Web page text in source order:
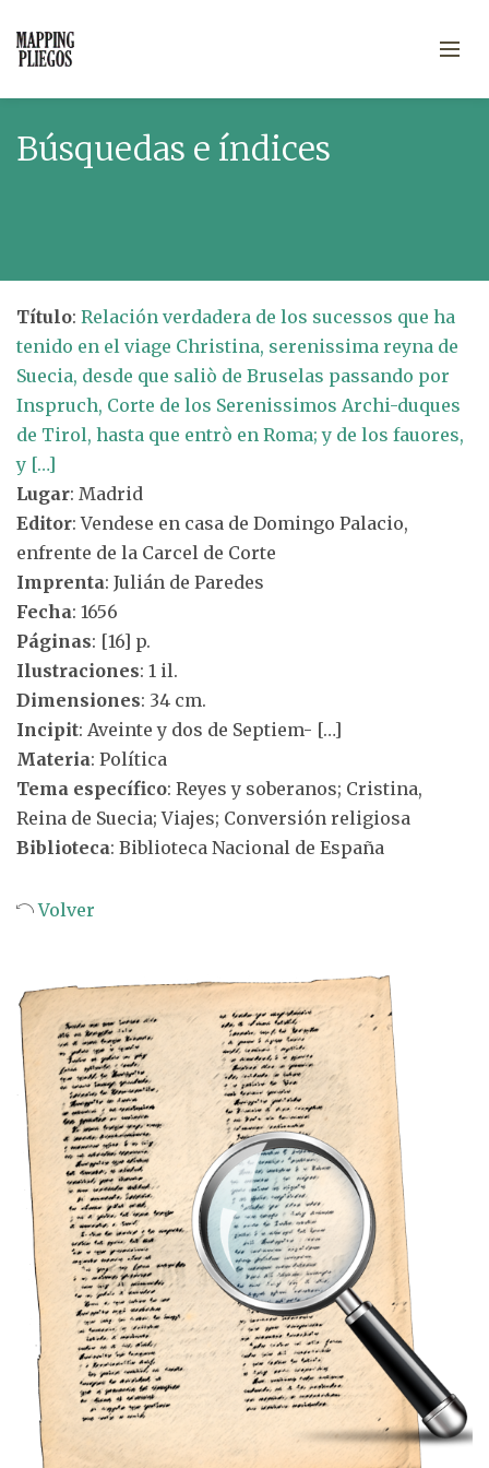
Búsquedas e índices
Título: Relación verdadera de los sucessos que ha
tenido en el viage Christina, serenissima reyna de
Suecia, desde que saliò de Bruselas passando por
Inspruch, Corte de los Serenissimos Archi-duques
de Tirol, hasta que entrò en Roma; y de los fauores,
y […]
Lugar: Madrid
Editor: Vendese en casa de Domingo Palacio,
enfrente de la Carcel de Corte
Imprenta: Julián de Paredes
Fecha: 1656
Páginas: [16] p.
Ilustraciones: 1 il.
Dimensiones: 34 cm.
Incipit: Aveinte y dos de Septiem- […]
Materia: Política
Tema específico: Reyes y soberanos; Cristina,
Reina de Suecia; Viajes; Conversión religiosa
Biblioteca: Biblioteca Nacional de España
Volver